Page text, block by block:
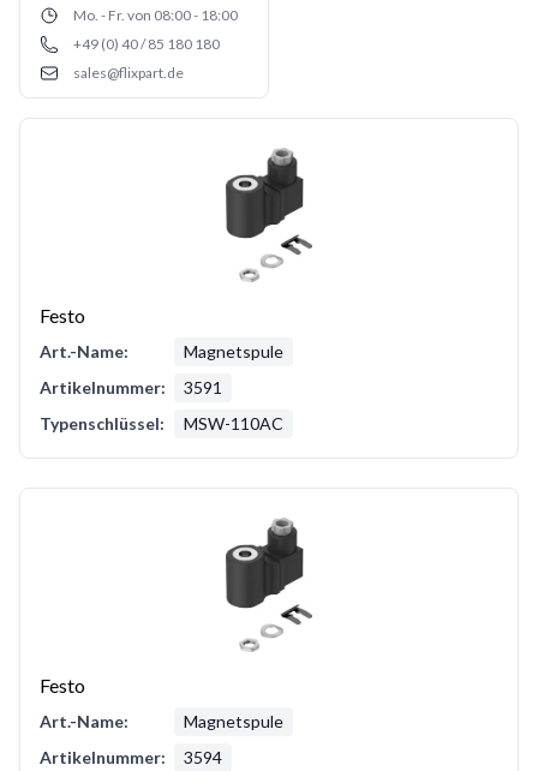
Opening hours
Mo. - Fr. von 08:00 - 18:00
Phone number
+49 (0) 40 / 85 180 180
Emailsales@flixpart.de
Festo
Art.-Name:
Magnetspule
Artikelnummer:
3591
Typenschlüssel:
MSW-110AC
Festo
Art.-Name:
Magnetspule
Artikelnummer:
3594